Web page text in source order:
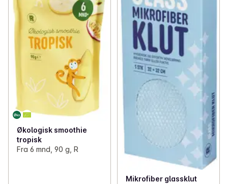
Økologisk smoothie
tropisk
Fra 6 mnd, 90 g, R
Mikrofiber glassklut